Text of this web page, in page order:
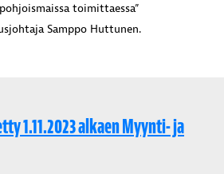
toimittaessa”
Samppo Huttunen.
1.11.2023 alkaen Myynti- ja